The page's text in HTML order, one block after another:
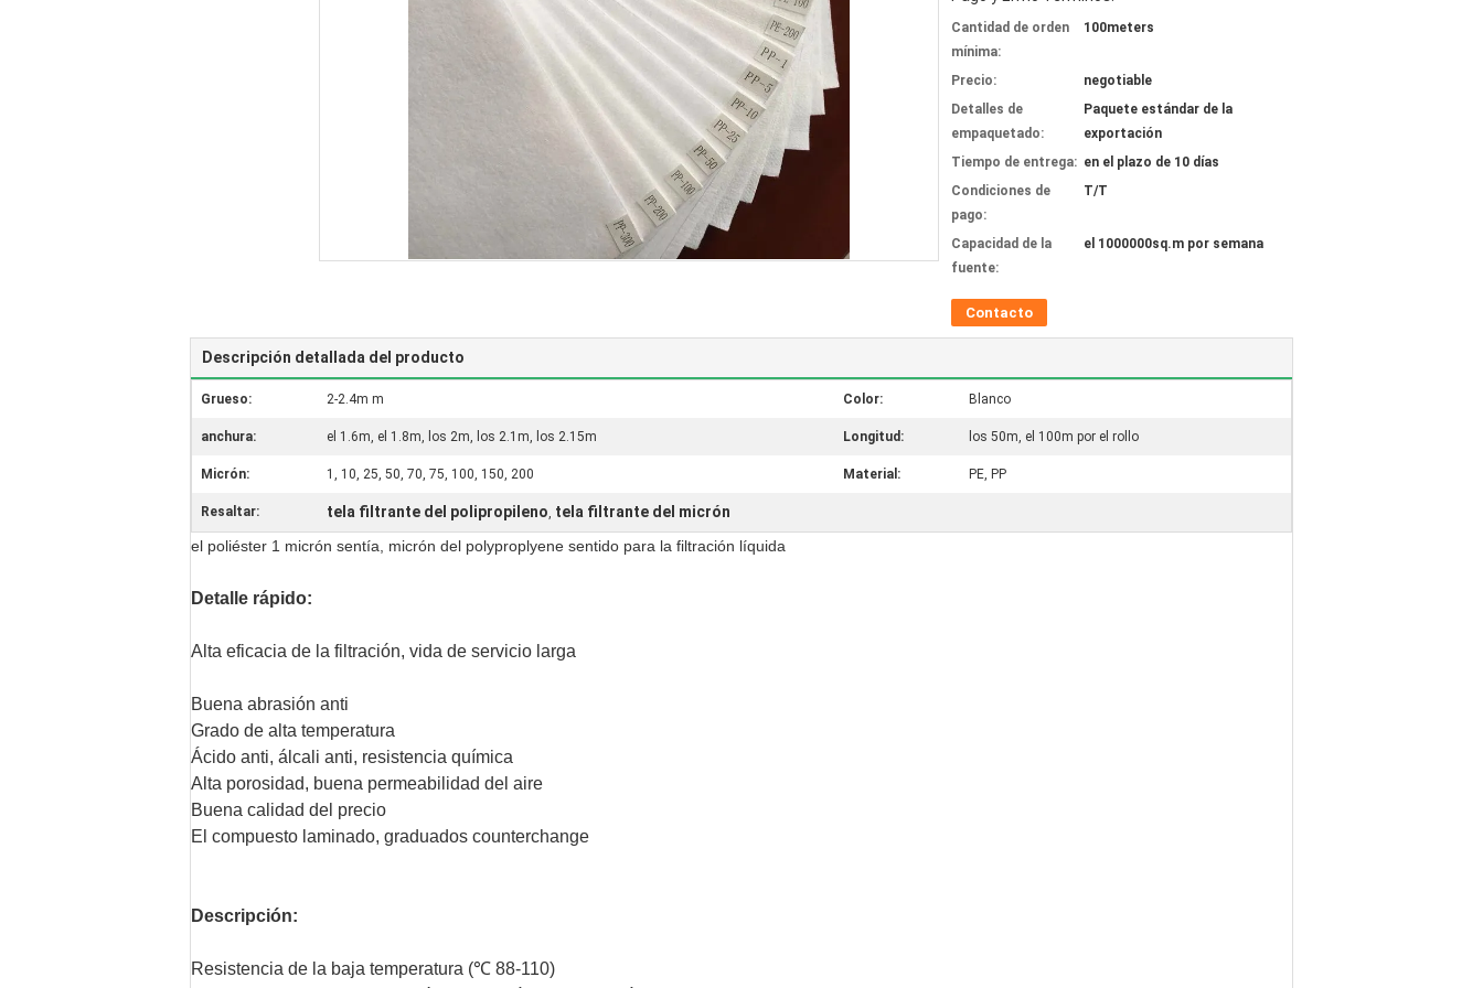
Cantidad de orden
mínima:
100meters
Precio:
negotiable
Detalles de
empaquetado:
Paquete estándar de la
exportación
Tiempo de entrega: en el plazo de 10 días
Condiciones de
pago:
T/T
Capacidad de la
fuente:
el 1000000sq.m por semana
Contacto
Descripción detallada del producto
Grueso: 2-2.4m m Color: Blanco
anchura: el 1.6m, el 1.8m, los 2m, los 2.1m, los 2.15m Longitud: los 50m, el 100m por el rollo
Micrón: 1, 10, 25, 50, 70, 75, 100, 150, 200 Material: PE, PP
Resaltar: tela filtrante del polipropileno, tela filtrante del micrón
el poliéster 1 micrón sentía, micrón del polyproplyene sentido para la filtración líquida
Detalle rápido:
Alta eficacia de la filtración, vida de servicio larga
Buena abrasión anti
Grado de alta temperatura
Ácido anti, álcali anti, resistencia química
Alta porosidad, buena permeabilidad del aire
Buena calidad del precio
El compuesto laminado, graduados counterchange
Descripción:
Resistencia de la baja temperatura (℃ 88-110)